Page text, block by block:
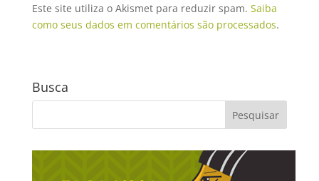
Este site utiliza o Akismet para reduzir spam. Saiba
como seus dados em comentários são processados.
Busca